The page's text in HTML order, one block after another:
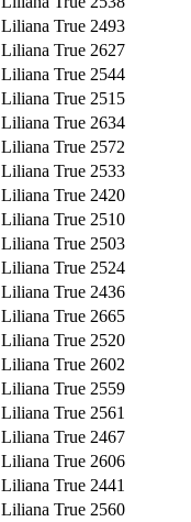
Liliana True 2493
Liliana True 2627
Liliana True 2544
Liliana True 2515
Liliana True 2634
Liliana True 2572
Liliana True 2533
Liliana True 2420
Liliana True 2510
Liliana True 2503
Liliana True 2524
Liliana True 2436
Liliana True 2665
Liliana True 2520
Liliana True 2602
Liliana True 2559
Liliana True 2561
Liliana True 2467
Liliana True 2606
Liliana True 2441
Liliana True 2560